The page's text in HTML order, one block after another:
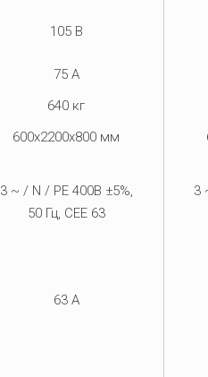
105 В
75 A
640 кг
600x2200x800 мм
3 ~ / N / PE 400В ±5%,
50 Гц, CEE 63
3
63 A